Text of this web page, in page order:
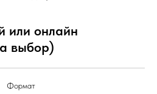
или онлайн
выбор)
Формат